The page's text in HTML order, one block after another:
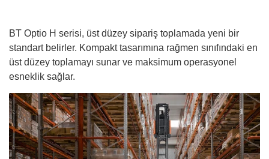
BT Optio H serisi, üst düzey sipariş toplamada yeni bir
standart belirler. Kompakt tasarımına rağmen sınıfındaki en
üst düzey toplamayı sunar ve maksimum operasyonel
esneklik sağlar.